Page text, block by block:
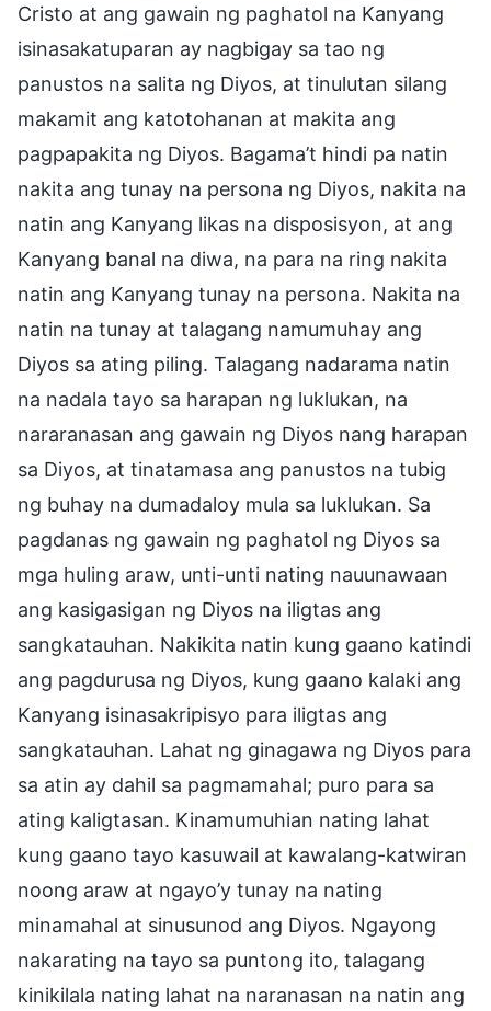
Cristo at ang gawain ng paghatol na Kanyang
isinasakatuparan ay nagbigay sa tao ng
panustos na salita ng Diyos, at tinulutan silang
makamit ang katotohanan at makita ang
pagpapakita ng Diyos. Bagama’t hindi pa natin
nakita ang tunay na persona ng Diyos, nakita na
natin ang Kanyang likas na disposisyon, at ang
Kanyang banal na diwa, na para na ring nakita
natin ang Kanyang tunay na persona. Nakita na
natin na tunay at talagang namumuhay ang
Diyos sa ating piling. Talagang nadarama natin
na nadala tayo sa harapan ng luklukan, na
nararanasan ang gawain ng Diyos nang harapan
sa Diyos, at tinatamasa ang panustos na tubig
ng buhay na dumadaloy mula sa luklukan. Sa
pagdanas ng gawain ng paghatol ng Diyos sa
mga huling araw, unti-unti nating nauunawaan
ang kasigasigan ng Diyos na iligtas ang
sangkatauhan. Nakikita natin kung gaano katindi
ang pagdurusa ng Diyos, kung gaano kalaki ang
Kanyang isinasakripisyo para iligtas ang
sangkatauhan. Lahat ng ginagawa ng Diyos para
sa atin ay dahil sa pagmamahal; puro para sa
ating kaligtasan. Kinamumuhian nating lahat
kung gaano tayo kasuwail at kawalang-katwiran
noong araw at ngayo’y tunay na nating
minamahal at sinusunod ang Diyos. Ngayong
nakarating na tayo sa puntong ito, talagang
kinikilala nating lahat na naranasan na natin ang